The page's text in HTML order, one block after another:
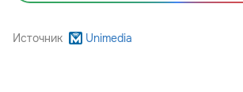
Источник Unimedia